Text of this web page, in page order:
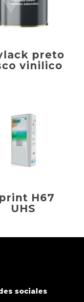
preto
vinilico
H67
UHS
sociales